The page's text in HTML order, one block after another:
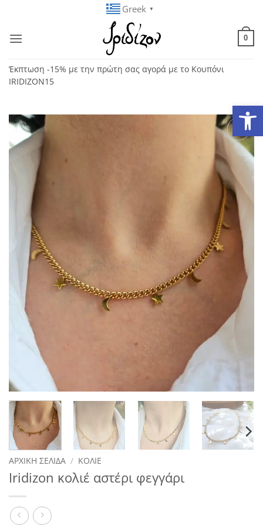
περιεχόμενο
Greek ▼
0
Έκπτωση -15% με την πρώτη σας αγορά με το Κουπόνι
IRIDIZON15
Add to
wishlist
ΑΡΧΙΚΉ ΣΕΛΊΔΑ / ΚΟΛΙΈ
Iridizon κολιέ αστέρι φεγγάρι